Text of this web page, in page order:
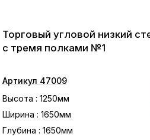
Торговый угловой низкий
с тремя полками №1
Артикул 47009
Высота : 1250мм
Ширина : 1650мм
Глубина : 1650мм